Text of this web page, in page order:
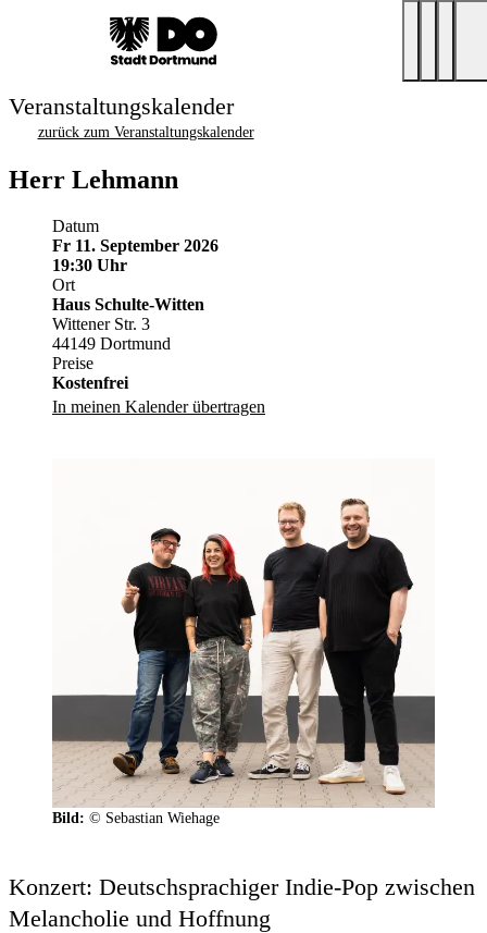
Veranstaltungskalender
zurück zum Veranstaltungskalender
Herr Lehmann
Datum
Fr 11. September 2026
19:30 Uhr
Ort
Haus Schulte-Witten
Wittener Str. 3
44149 Dortmund
Preise
Kostenfrei
In meinen Kalender übertragen
Bild: © Sebastian Wiehage
Konzert: Deutschsprachiger Indie-Pop zwischen
Melancholie und Hoffnung